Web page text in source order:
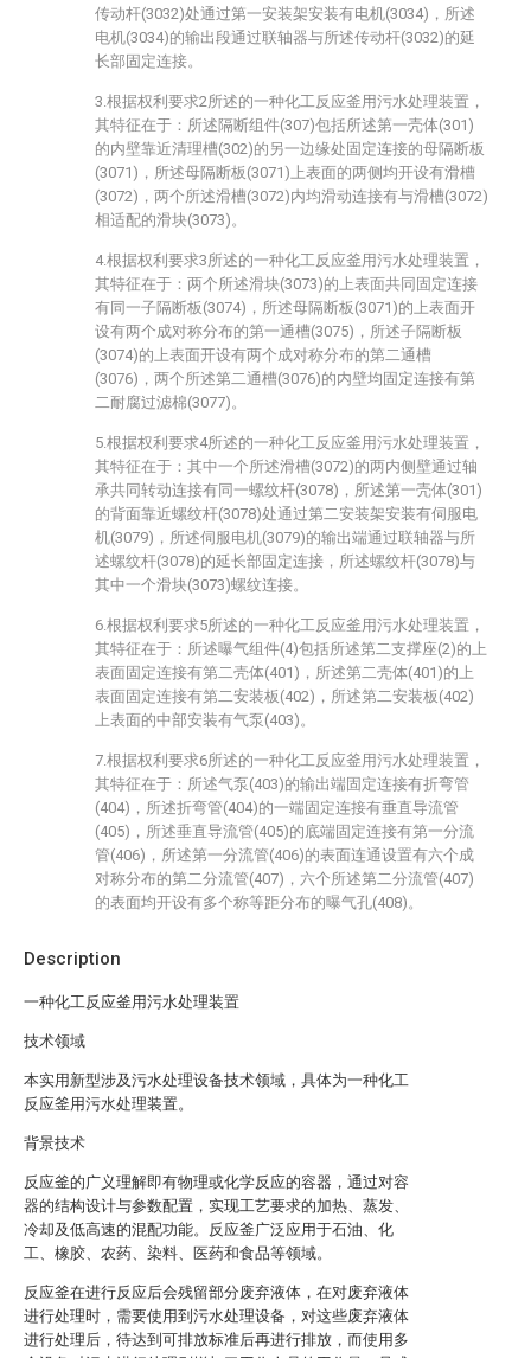
Description
一种化工反应釜用污水处理装置
技术领域
本实用新型涉及污水处理设备技术领域，具体为一种化工
反应釜用污水处理装置。
背景技术
反应釜的广义理解即有物理或化学反应的容器，通过对容
器的结构设计与参数配置，实现工艺要求的加热、蒸发、
冷却及低高速的混配功能。反应釜广泛应用于石油、化
工、橡胶、农药、染料、医药和食品等领域。
反应釜在进行反应后会残留部分废弃液体，在对废弃液体
进行处理时，需要使用到污水处理设备，对这些废弃液体
进行处理后，待达到可排放标准后再进行排放，而使用多
传动杆(3032)处通过第一安装架安装有电机(3034)，所述
电机(3034)的输出段通过联轴器与所述传动杆(3032)的延
长部固定连接。
3.根据权利要求2所述的一种化工反应釜用污水处理装置，
其特征在于：所述隔断组件(307)包括所述第一壳体(301)
的内壁靠近清理槽(302)的另一边缘处固定连接的母隔断板
(3071)，所述母隔断板(3071)上表面的两侧均开设有滑槽
(3072)，两个所述滑槽(3072)内均滑动连接有与滑槽(3072)
相适配的滑块(3073)。
4.根据权利要求3所述的一种化工反应釜用污水处理装置，
其特征在于：两个所述滑块(3073)的上表面共同固定连接
有同一子隔断板(3074)，所述母隔断板(3071)的上表面开
设有两个成对称分布的第一通槽(3075)，所述子隔断板
(3074)的上表面开设有两个成对称分布的第二通槽
(3076)，两个所述第二通槽(3076)的内壁均固定连接有第
二耐腐过滤棉(3077)。
5.根据权利要求4所述的一种化工反应釜用污水处理装置，
其特征在于：其中一个所述滑槽(3072)的两内侧壁通过轴
承共同转动连接有同一螺纹杆(3078)，所述第一壳体(301)
的背面靠近螺纹杆(3078)处通过第二安装架安装有伺服电
机(3079)，所述伺服电机(3079)的输出端通过联轴器与所
述螺纹杆(3078)的延长部固定连接，所述螺纹杆(3078)与
其中一个滑块(3073)螺纹连接。
6.根据权利要求5所述的一种化工反应釜用污水处理装置，
其特征在于：所述曝气组件(4)包括所述第二支撑座(2)的上
表面固定连接有第二壳体(401)，所述第二壳体(401)的上
表面固定连接有第二安装板(402)，所述第二安装板(402)
上表面的中部安装有气泵(403)。
7.根据权利要求6所述的一种化工反应釜用污水处理装置，
其特征在于：所述气泵(403)的输出端固定连接有折弯管
(404)，所述折弯管(404)的一端固定连接有垂直导流管
(405)，所述垂直导流管(405)的底端固定连接有第一分流
管(406)，所述第一分流管(406)的表面连通设置有六个成
对称分布的第二分流管(407)，六个所述第二分流管(407)
的表面均开设有多个称等距分布的曝气孔(408)。